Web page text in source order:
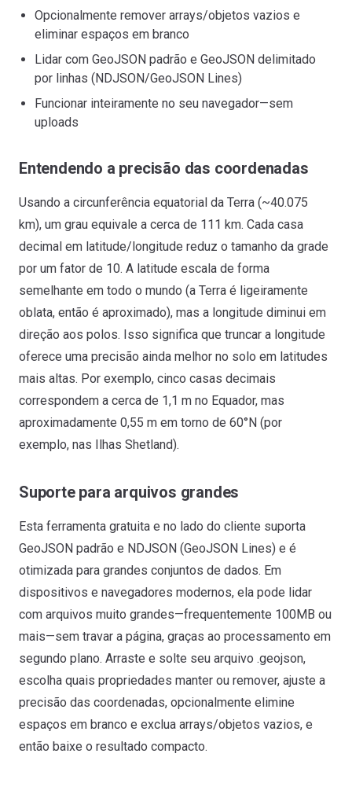
Opcionalmente remover arrays/objetos vazios e
eliminar espaços em branco
Lidar com GeoJSON padrão e GeoJSON delimitado
por linhas (NDJSON/GeoJSON Lines)
Funcionar inteiramente no seu navegador—sem
uploads
Entendendo a precisão das coordenadas
Usando a circunferência equatorial da Terra (~40.075
km), um grau equivale a cerca de 111 km. Cada casa
decimal em latitude/longitude reduz o tamanho da grade
por um fator de 10. A latitude escala de forma
semelhante em todo o mundo (a Terra é ligeiramente
oblata, então é aproximado), mas a longitude diminui em
direção aos polos. Isso significa que truncar a longitude
oferece uma precisão ainda melhor no solo em latitudes
mais altas. Por exemplo, cinco casas decimais
correspondem a cerca de 1,1 m no Equador, mas
aproximadamente 0,55 m em torno de 60°N (por
exemplo, nas Ilhas Shetland).
Suporte para arquivos grandes
Esta ferramenta gratuita e no lado do cliente suporta
GeoJSON padrão e NDJSON (GeoJSON Lines) e é
otimizada para grandes conjuntos de dados. Em
dispositivos e navegadores modernos, ela pode lidar
com arquivos muito grandes—frequentemente 100MB ou
mais—sem travar a página, graças ao processamento em
segundo plano. Arraste e solte seu arquivo .geojson,
escolha quais propriedades manter ou remover, ajuste a
precisão das coordenadas, opcionalmente elimine
espaços em branco e exclua arrays/objetos vazios, e
então baixe o resultado compacto.